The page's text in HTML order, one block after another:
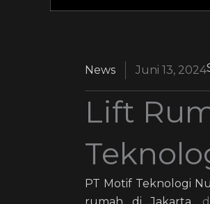
News Juni 13, 2024
Lift
PT Motif Teknologi